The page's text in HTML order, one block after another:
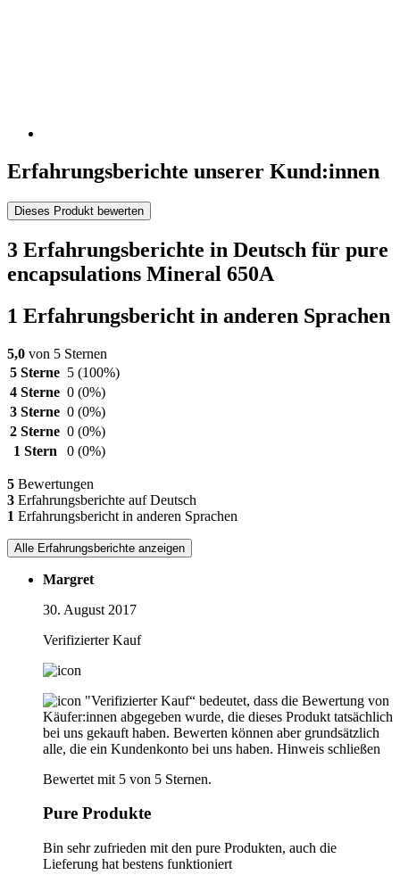
Erfahrungsberichte unserer Kund:innen
Dieses Produkt bewerten
3 Erfahrungsberichte in Deutsch für pure
encapsulations Mineral 650A
1 Erfahrungsbericht in anderen Sprachen
5,0 von 5 Sternen
5 Sterne 5 (100%)
4 Sterne 0 (0%)
3 Sterne 0 (0%)
2 Sterne 0 (0%)
1 Stern
0 (0%)
5 Bewertungen
3 Erfahrungsberichte auf Deutsch
1 Erfahrungsbericht in anderen Sprachen
Alle Erfahrungsberichte anzeigen
Margret
30. August 2017
Verifizierter Kauf
"Verifizierter Kauf“ bedeutet, dass die Bewertung von
Käufer:innen abgegeben wurde, die dieses Produkt tatsächlich
bei uns gekauft haben. Bewerten können aber grundsätzlich
alle, die ein Kundenkonto bei uns haben. Hinweis schließen
Bewertet mit 5 von 5 Sternen.
Pure Produkte
Bin sehr zufrieden mit den pure Produkten, auch die
Lieferung hat bestens funktioniert